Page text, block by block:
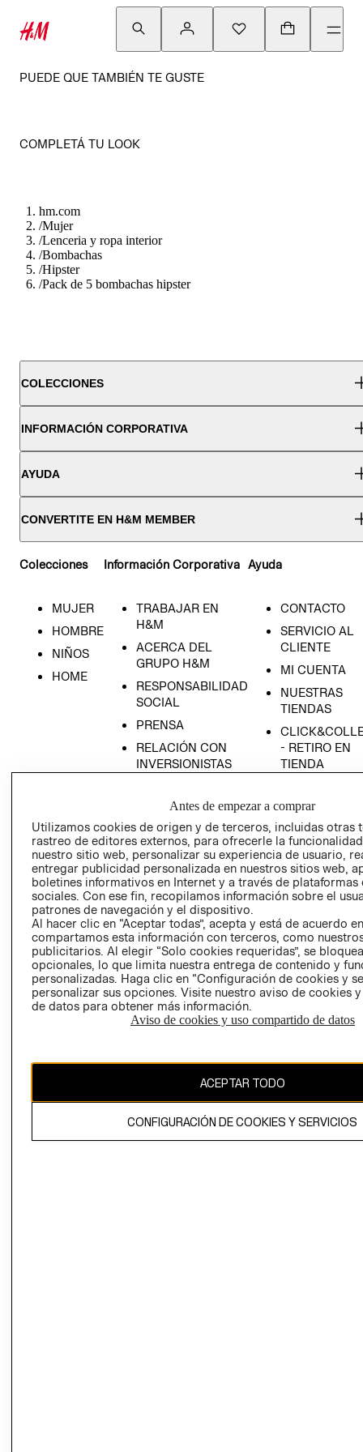
PUEDE QUE TAMBIÉN TE GUSTE
COMPLETÁ TU LOOK
hm.com
/Mujer
/Lenceria y ropa interior
/Bombachas
/Hipster
/Pack de 5 bombachas hipster
COLECCIONES
INFORMACIÓN CORPORATIVA
AYUDA
CONVERTITE EN H&M MEMBER
Colecciones
MUJER
HOMBRE
NIÑOS
HOME
Información Corporativa
TRABAJAR EN
H&M
ACERCA DEL
GRUPO H&M
RESPONSABILIDAD
SOCIAL
PRENSA
RELACIÓN CON
INVERSIONISTAS
EMPRESARIAL
Ayuda
CONTACTO
SERVICIO AL
CLIENTE
MI CUENTA
NUESTRAS
TIENDAS
- RETIRO EN
TIENDA
CONDICIONES
AVISO DE
PRIVACIDAD
GIFT CARD
AVISO DE
COOKIES
Uruguay ($U)
El contenido de esta página web está protegido por copyright y es
propiedad de H&M Hennes & Mauritz AB.
Antes de empezar a comprar
Utilizamos cookies de origen y de terceros, incluidas otras
rastreo de editores externos, para ofrecerle la
nuestro sitio web, personalizar su experiencia de usuario,
entregar publicidad personalizada en nuestros sitios web,
boletines informativos en Internet y a través de plataformas
sociales. Con ese fin, recopilamos información sobre el
patrones de navegación y el dispositivo.
Al hacer clic en “Aceptar todas”, acepta y está de acuerdo
compartamos esta información con terceros, como
publicitarios. Al elegir “Solo cookies requeridas”, se
opcionales, lo que limita nuestra entrega de contenido y
personalizadas. Haga clic en “Configuración de cookies y
personalizar sus opciones. Visite nuestro aviso de cookies
de datos para obtener más información.
Aviso de cookies y uso compartido de datos
ACEPTAR TODO
CONFIGURACIÓN DE COOKIES Y SERVICIOS